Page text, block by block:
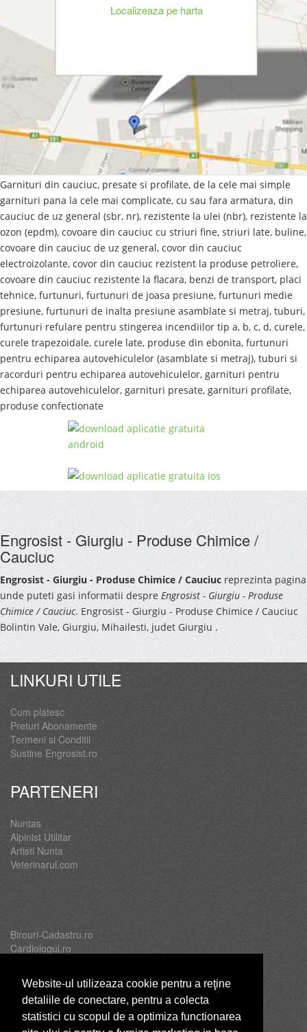
Website-ul utilizeaza cookie pentru a reţine
detaliile de conectare, pentru a colecta
statistici cu scopul de a optimiza functionarea
Localizeaza pe harta
Garnituri din cauciuc, presate si profilate, de la cele mai simple
garnituri pana la cele mai complicate, cu sau fara armatura, din
cauciuc de uz general (sbr, nr), rezistente la ulei (nbr), rezistente la
ozon (epdm), covoare din cauciuc cu striuri fine, striuri late, buline,
covoare din cauciuc de uz general, covor din cauciuc
electroizolante, covor din cauciuc rezistent la produse petroliere,
covoare din cauciuc rezistente la flacara, benzi de transport, placi
tehnice, furtunuri, furtunuri de joasa presiune, furtunuri medie
presiune, furtunuri de inalta presiune asamblate si metraj, tuburi,
furtunuri refulare pentru stingerea incendiilor tip a, b, c, d, curele,
curele trapezoidale, curele late, produse din ebonita, furtunuri
pentru echiparea autovehiculelor (asamblate si metraj), tuburi si
racorduri pentru echiparea autovehiculelor, garnituri pentru
echiparea autovehiculelor, garnituri presate, garnituri profilate,
produse confectionate
Engrosist - Giurgiu - Produse Chimice /
Cauciuc
Engrosist - Giurgiu - Produse Chimice / Cauciuc reprezinta pagina
unde puteti gasi informatii despre Engrosist - Giurgiu - Produse
Chimice / Cauciuc. Engrosist - Giurgiu - Produse Chimice / Cauciuc
Bolintin Vale, Giurgiu, Mihailesti, judet Giurgiu .
LINKURI UTILE
Cum platesc
Preturi Abonamente
Termeni si Conditii
Sustine Engrosist.ro
PARTENERI
Nuntas
Alpinist Utilitar
Artisti Nunta
Veterinarul.com
Birouri-Cadastru.ro
Cardiologul.ro